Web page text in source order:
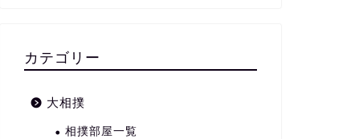
カテゴリー
大相撲
相撲部屋一覧